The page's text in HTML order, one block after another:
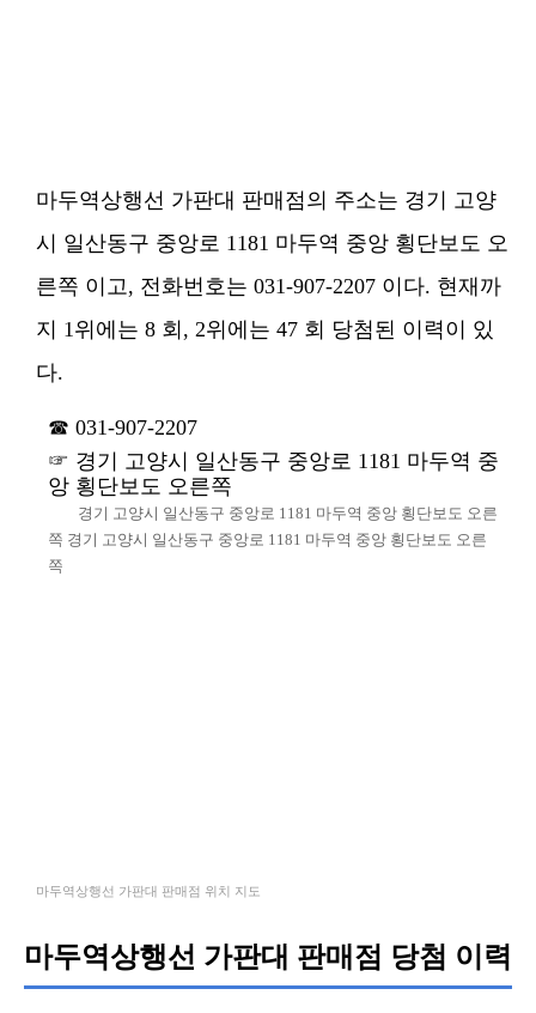
마두역상행선 가판대 판매점의 주소는 경기 고양
시 일산동구 중앙로 1181 마두역 중앙 횡단보도 오
른쪽 이고, 전화번호는 031-907-2207 이다. 현재까
지 1위에는 8 회, 2위에는 47 회 당첨된 이력이 있
다.
031-907-2207
경기 고양시 일산동구 중앙로 1181 마두역 중
앙 횡단보도 오른쪽
경기 고양시 일산동구 중앙로 1181 마두역 중앙 횡단보도 오른
쪽 경기 고양시 일산동구 중앙로 1181 마두역 중앙 횡단보도 오른
쪽
마두역상행선 가판대 판매점 위치 지도
마두역상행선 가판대 판매점 당첨 이력